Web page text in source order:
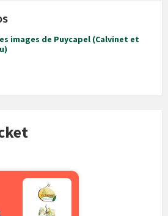
images de Puycapel (Calvinet et